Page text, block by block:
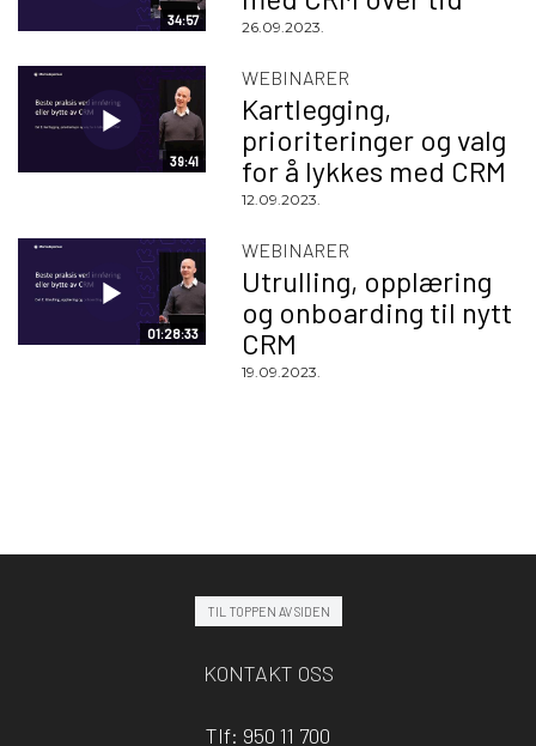
34:57 26.09.2023.
39:41
WEBINARER
Kartlegging,
prioriteringer og valg
for å lykkes med CRM
12.09.2023.
01:28:33
WEBINARER
Utrulling, opplæring
og onboarding til nytt
CRM
19.09.2023.
TIL TOPPEN AV SIDEN
KONTAKT OSS
Tlf: 950 11 700